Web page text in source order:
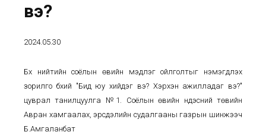
вэ?
2024.05.30
Бүх нийтийн соёлын өвийн мэдлэг ойлголтыг нэмэгдүүлэх
зорилго бүхий "Бид юу хийдэг вэ? Хэрхэн ажилладаг вэ?"
цуврал танилцуулга №1. Соёлын өвийн үндэсний төвийн
Авран хамгаалах, эрсдэлийн судалгааны газрын шинжээч
Б.Амгаланбат